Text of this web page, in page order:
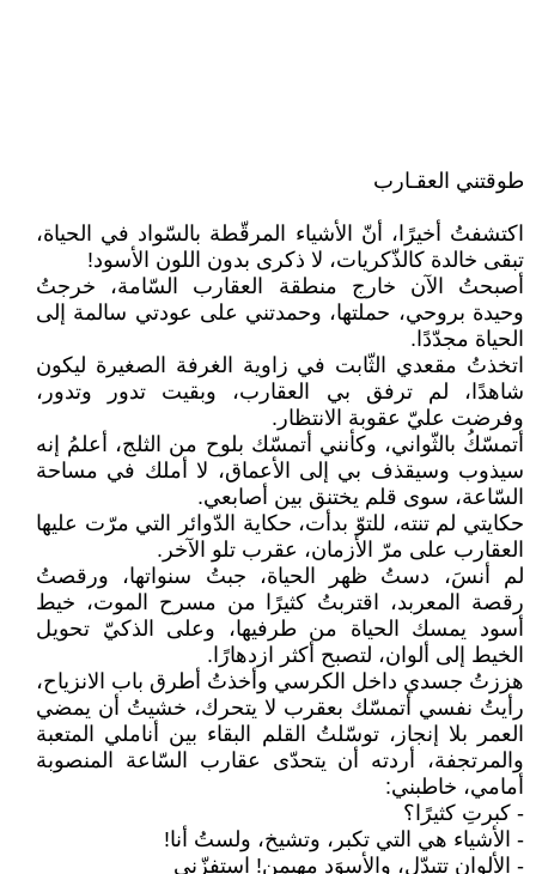
طوقتني العقـارب
اكتشفتُ أخيرًا، أنّ الأشياء المرقّطة بالسّواد في الحياة،
تبقى خالدة كالذّكريات، لا ذكرى بدون اللون الأسود!
أصبحتُ الآن خارج منطقة العقارب السّامة، خرجتُ
وحيدة بروحي، حملتها، وحمدتني على عودتي سالمة إلى
الحياة مجدّدًا.
اتخذتُ مقعدي الثّابت في زاوية الغرفة الصغيرة ليكون
شاهدًا، لم ترفق بي العقارب، وبقيت تدور وتدور،
وفرضت عليّ عقوبة الانتظار.
أتمسّكُ بالثّواني، وكأنني أتمسّك بلوح من الثلج، أعلمُ إنه
سيذوب وسيقذف بي إلى الأعماق، لا أملك في مساحة
السّاعة، سوى قلم يختنق بين أصابعي.
حكايتي لم تنته، للتوّ بدأت، حكاية الدّوائر التي مرّت عليها
العقارب على مرّ الأزمان، عقرب تلو الآخر.
لم أنسَ، دستُ ظهر الحياة، جبتُ سنواتها، ورقصتُ
رقصة المعربد، اقتربتُ كثيرًا من مسرح الموت، خيط
أسود يمسك الحياة من طرفيها، وعلى الذكيّ تحويل
الخيط إلى ألوان، لتصبح أكثر ازدهارًا.
هززتُ جسدي داخل الكرسي وأخذتُ أطرق باب الانزياح،
رأيتُ نفسي أتمسّك بعقرب لا يتحرك، خشيتُ أن يمضي
العمر بلا إنجاز، توسّلتُ القلم البقاء بين أناملي المتعبة
والمرتجفة، أردته أن يتحدّى عقارب السّاعة المنصوبة
أمامي، خاطبني:
- كبرتِ كثيرًا؟
- الأشياء هي التي تكبر، وتشيخ، ولستُ أنا!
- الألوان تتبدّل، والأسوَد مهيمن! استفزّني